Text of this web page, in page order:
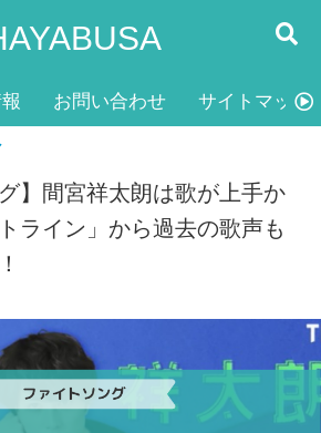
お問い合わせ サイトマップ
】間宮祥太朗は歌が上手か
ライン」から過去の歌声も